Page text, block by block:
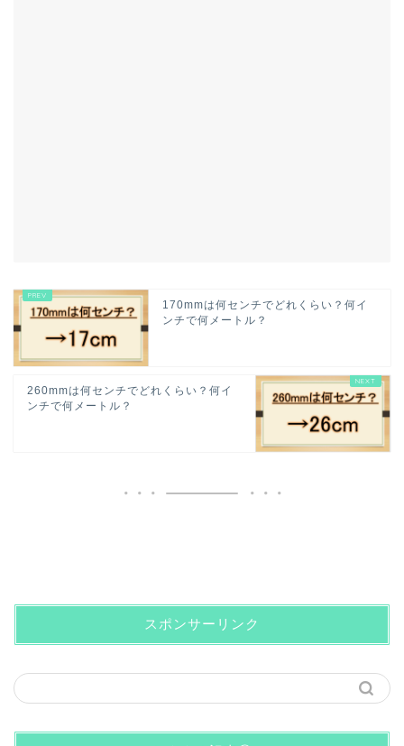
170mmは何センチでどれくらい？何イ
ンチで何メートル？
260mmは何センチでどれくらい？何イ
ンチで何メートル？
スポンサーリンク